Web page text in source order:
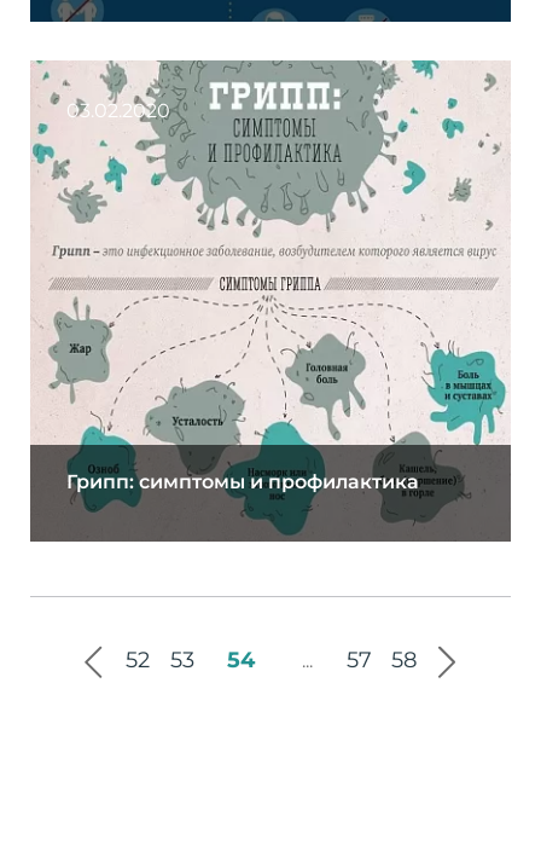
03.02.2020
Грипп: симптомы и профилактика
52 53 54 ... 57 58